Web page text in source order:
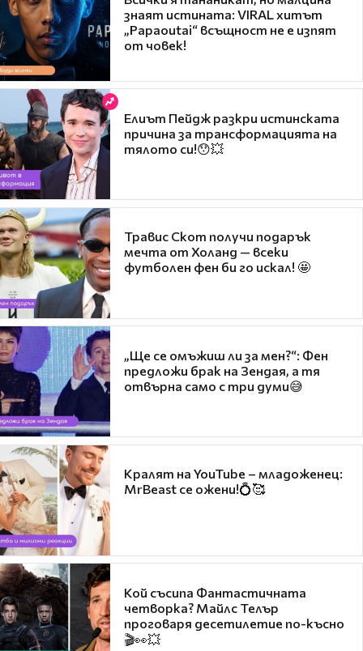
знаят истината: VIRAL хитът
„Papaoutai“ всъщност не е изпят
от човек!
Елиът Пейдж разкри истинската
причина за трансформацията на
тялото си!😯💥
Травис Скот получи подарък
мечта от Холанд — всеки
футболен фен би го искал! 🤩
„Ще се омъжиш ли за мен?“: Фен
предложи брак на Зендая, а тя
отвърна само с три думи😅
Кралят на YouTube – младоженец:
MrBeast се ожени!💍🥰
Кой съсипа Фантастичната
четворка? Майлс Телър
проговаря десетилетие по-късно
🎬👀💥